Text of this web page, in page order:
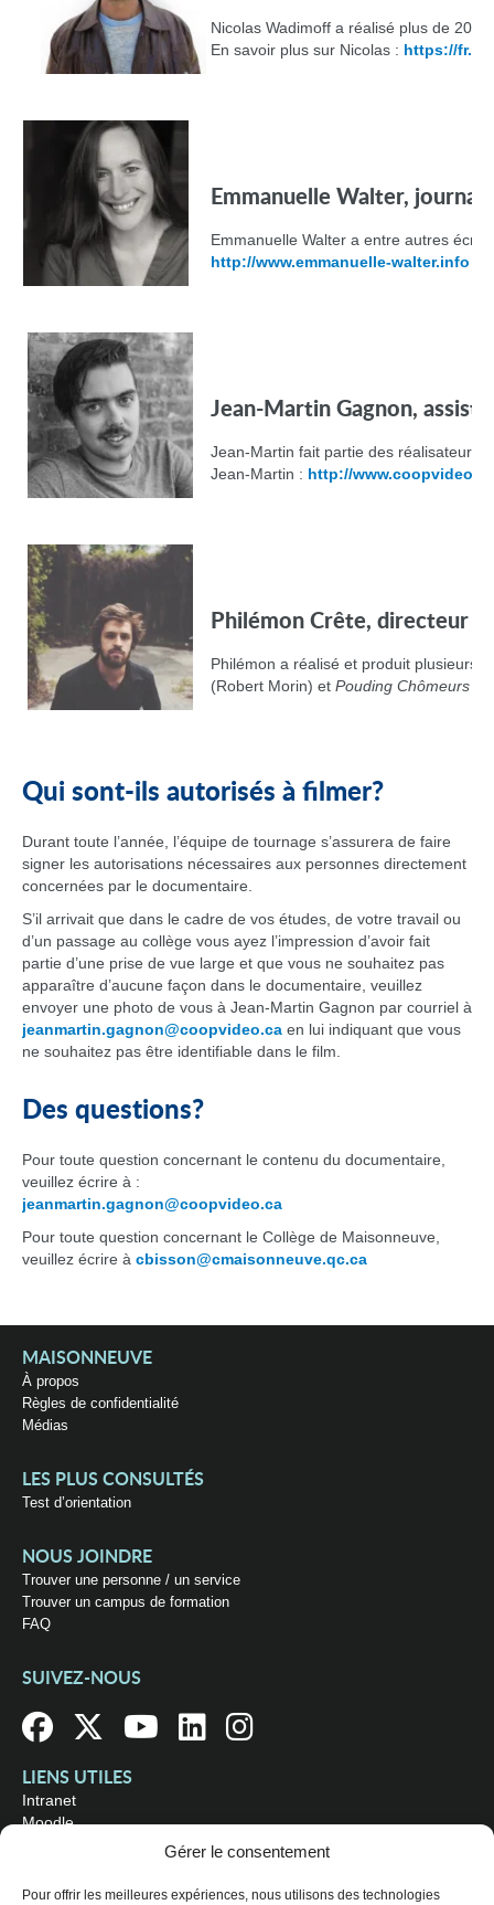
Gérer le consentement
Pour offrir les meilleures expériences, nous utilisons des technologies
Nicolas Wadimoff a réalisé plus de 20
En savoir plus sur Nicolas : https://
Emmanuelle Walter,
Emmanuelle Walter a entre autres
http://www.emmanuelle-walter.info
Jean-Martin Gagnon,
Jean-Martin fait partie des réalisateurs
Jean-Martin : http://
Philémon Crête, directeur
Philémon a réalisé et produit plusieurs
(Robert Morin) et Pouding Chômeurs
Qui sont-ils autorisés à filmer?
Durant toute l’année, l’équipe de tournage s’assurera de faire
signer les autorisations nécessaires aux personnes directement
concernées par le documentaire.
S’il arrivait que dans le cadre de vos études, de votre travail ou
d’un passage au collège vous ayez l’impression d’avoir fait
partie d’une prise de vue large et que vous ne souhaitez pas
apparaître d’aucune façon dans le documentaire, veuillez
envoyer une photo de vous à Jean-Martin Gagnon par courriel à
jeanmartin.gagnon@coopvideo.ca en lui indiquant que vous
ne souhaitez pas être identifiable dans le film.
Des questions?
Pour toute question concernant le contenu du documentaire,
veuillez écrire à :
jeanmartin.gagnon@coopvideo.ca
Pour toute question concernant le Collège de Maisonneuve,
veuillez écrire à cbisson@cmaisonneuve.qc.ca
MAISONNEUVE
À propos
Règles de confidentialité
Médias
LES PLUS CONSULTÉS
Test d’orientation
NOUS JOINDRE
Trouver une personne / un service
Trouver un campus de formation
FAQ
SUIVEZ-NOUS
LIENS UTILES
Intranet
Moodle